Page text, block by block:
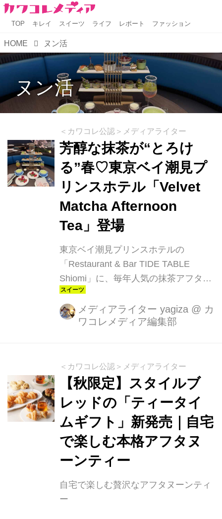
TOP キレイ スイーツ ライフ レポート ファッション
HOME ヌン活
ヌン活
＜カワコレ公認＞メディアライター
芳醇な抹茶が“とろけ
る”春♡東京ベイ潮見プ
リンスホテル「Velvet
Matcha Afternoon
Tea」登場
東京ベイ潮見プリンスホテルの
「Restaurant & Bar TIDE TABLE
Shiomi」に、毎年人気の抹茶アフタヌ
ーンティーが“とろける抹茶”をテーマ
に進化して登場。2026年4月1日
（水）〜6月30日（火）の期間限定で
ージした彩りとともに、抹茶の濃厚な
香りと口どけを堪能できる、まさ
に“Velvet（ベルベット）”の名にふさわ
しいアフタヌーンティーです。
メディアライター yagiza @ カ
ワコレメディア編集部
＜カワコレ公認＞メディアライター
【秋限定】スタイルブ
レッドの「ティータイ
ムギフト」新発売｜自宅
で楽しむ本格アフタヌ
ーンティー
自宅で楽しむ贅沢なアフタヌーンティ
ー